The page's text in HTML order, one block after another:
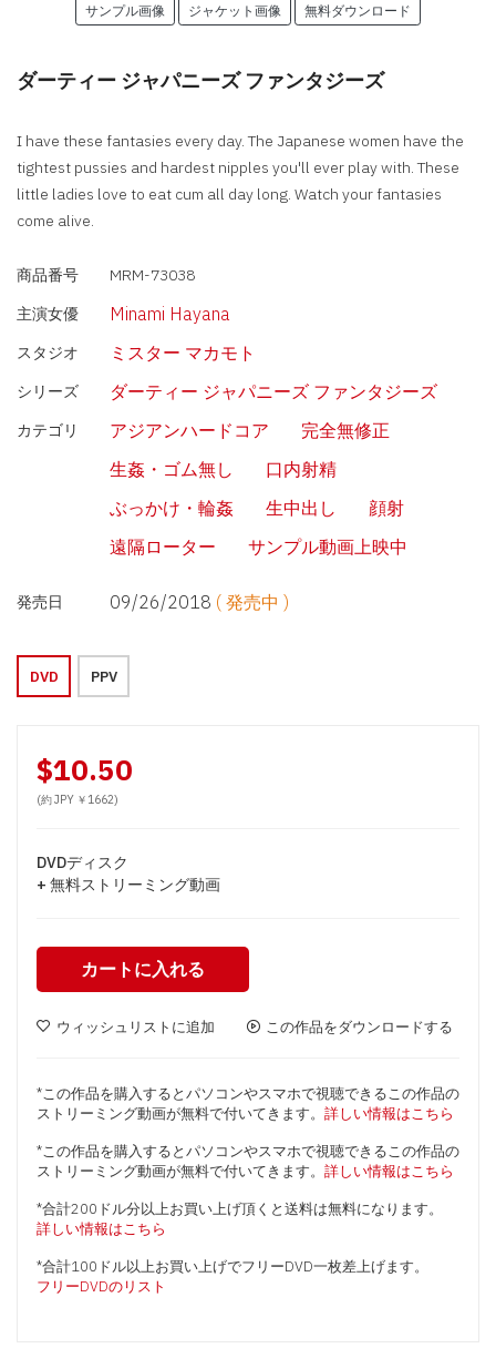
サンプル画像 ジャケット画像 無料ダウンロード
ダーティー ジャパニーズ ファンタジーズ
I have these fantasies every day. The Japanese women have the
tightest pussies and hardest nipples you'll ever play with. These
little ladies love to eat cum all day long. Watch your fantasies
come alive.
商品番号
MRM-73038
主演女優
Minami Hayana
スタジオ ミスター マカモト
シリーズ ダーティー ジャパニーズ ファンタジーズ
カテゴリ アジアンハードコア
完全無修正
生姦・ゴム無し
口内射精
ぶっかけ・輪姦
生中出し
顔射
遠隔ローター
サンプル動画上映中
発売日 09/26/2018 ( 発売中 )
DVD PPV
$10.50
(約 JPY ￥1662)
DVDディスク
+ 無料ストリーミング動画
カートに入れる
ウィッシュリストに追加 この作品をダウンロードする
*この作品を購入するとパソコンやスマホで視聴できるこの作品の
ストリーミング動画が無料で付いてきます。 詳しい情報はこちら
*この作品を購入するとパソコンやスマホで視聴できるこの作品の
ストリーミング動画が無料で付いてきます。 詳しい情報はこちら
*合計200ドル分以上お買い上げ頂くと送料は無料になります。
詳しい情報はこちら
*合計100ドル以上お買い上げでフリーDVD一枚差上げます。
フリーDVDのリスト